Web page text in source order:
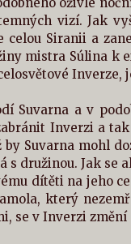
vizí. Jak
Siranii a
mistra Súlina k
Suvarna a v
Inverzi a
Suvarna mohl
s družinou. Jak
dítěti na jeho
který
se v Inverzi změní